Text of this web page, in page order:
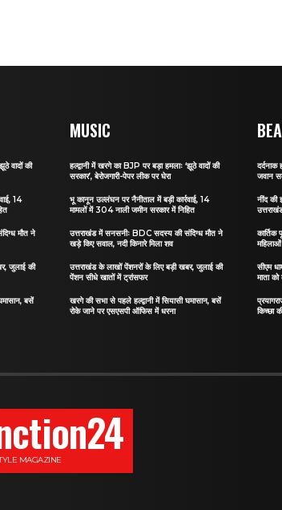
वादों की
14
मौत ने
जुलाई की
बसें
MUSIC
हल्द्वानी में खरगे का BJP पर बड़ा हमलाः ‘झूठे वादों की
सरकार’, बेरोजगारी-पेपर लीक पर घेरा
भू कानून उल्लंघन पर नैनीताल में बड़ी कार्रवाई, 14
मामलों में 304 नाली जमीन सरकार में निहित
उत्तराखंड में सनसनीः BDC सदस्य की संदिग्ध मौत ने
खड़े किए सवाल, नदी किनारे मिला शव
उत्तराखंड के लाखों पेंशनरों के लिए बड़ी खबर, जुलाई की
पेंशन सीधे खातों में ट्रांसफर
खरगे की सभा से पहले हल्द्वानी में सियासी घमासान, बसें
रोके जाने पर एसएसपी ऑफिस में धरना
जवान
नींद की
कार्तिक
सीएम
माता
किच्छा
MAGAZINE